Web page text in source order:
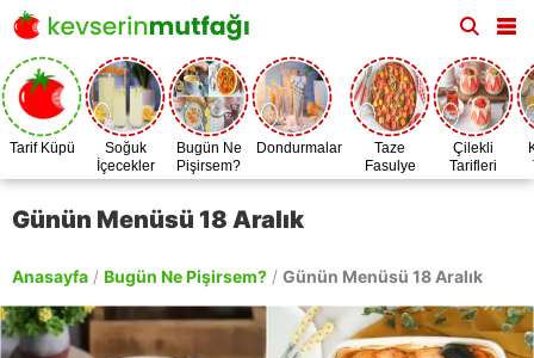
Tarif Küpü
Soğuk
İçecekler
Bugün Ne
Pişirsem?
Dondurmalar
Taze
Fasulye
Zamanı
Çilekli
Tarifleri
Günün Menüsü 18 Aralık
Anasayfa / Bugün Ne Pişirsem? / Günün Menüsü 18 Aralık